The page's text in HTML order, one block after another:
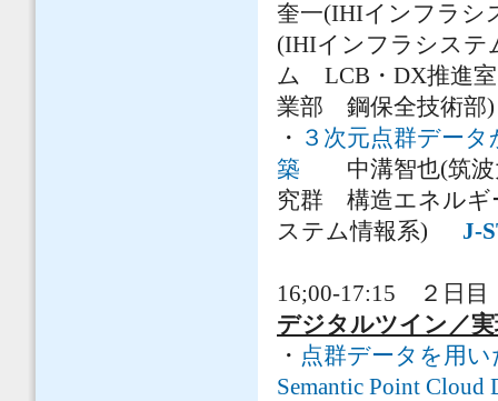
奎一(IHIインフラ
(IHIインフラシス
ム LCB・DX推進
業部 鋼保全技術部)
・ ３次元点群デー
築 中溝智也(筑波
究群 構造エネルギ
ステム情報系) J-
16;00-17:15 ２日
デジタルツイン／
・ 点群データを用
Semantic Point Cloud